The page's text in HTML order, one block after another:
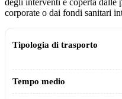
corporate o dai fondi sanitari
Tempi, distanze e prezzi
Tipologia di trasporto